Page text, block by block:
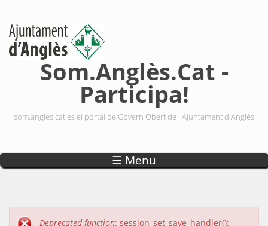
Som.Anglès.Cat -
Participa!
som.angles.cat és el portal de Govern Obert de l'Ajuntament d'Anglès
☰ Menu
Deprecated function: session_set_save_handler():